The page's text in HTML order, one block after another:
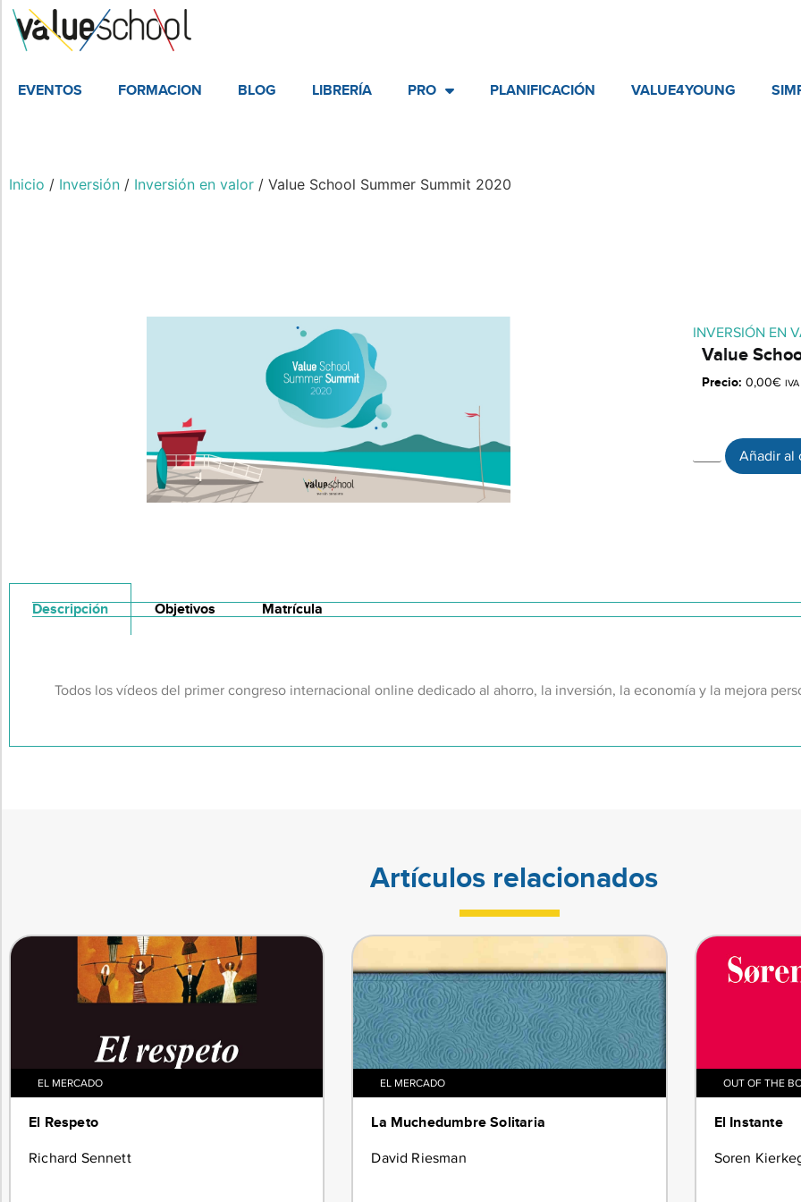
EVENTOS FORMACION BLOG LIBRERÍA PRO PLANIFICACIÓN VALUE4YOUNG
Inicio / Inversión / Inversión en valor / Value School Summer Summit 2020
INVERSIÓN EN
Value
Precio:0,00€
Añadir al
Descripción Objetivos Matrícula
Todos los vídeos del primer congreso internacional online dedicado al ahorro, la inversión, la economía y la mejora
Artículos relacionados
EL MERCADO
El Respeto
Richard Sennett
EL MERCADO
La Muchedumbre Solitaria
David Riesman
OUT OF THE
El Instante
Soren